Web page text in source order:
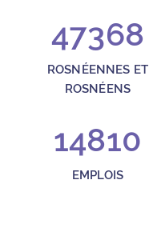
47368
ROSNÉENNES ET
ROSNÉENS
14810
EMPLOIS